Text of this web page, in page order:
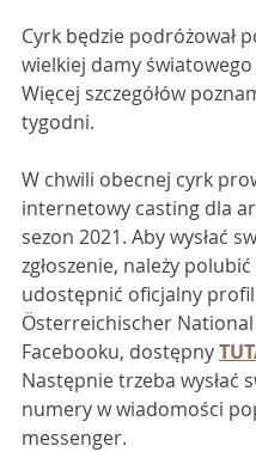
Cyrk będzie podróżował
wielkiej damy
Więcej szczegółów
tygodni.
W chwili obecnej cyrk
internetowy casting dla
sezon 2021. Aby wysłać
zgłoszenie, należy polubić
udostępnić oficjalny profil
Österreichischer
Facebooku, dostępny
Następnie trzeba wysłać
numery w wiadomości
messenger.